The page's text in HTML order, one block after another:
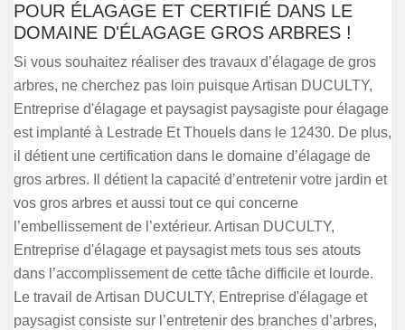
POUR ÉLAGAGE ET CERTIFIÉ DANS LE
DOMAINE D'ÉLAGAGE GROS ARBRES !
Si vous souhaitez réaliser des travaux d’élagage de gros
arbres, ne cherchez pas loin puisque Artisan DUCULTY,
Entreprise d'élagage et paysagist paysagiste pour élagage
est implanté à Lestrade Et Thouels dans le 12430. De plus,
il détient une certification dans le domaine d’élagage de
gros arbres. Il détient la capacité d’entretenir votre jardin et
vos gros arbres et aussi tout ce qui concerne
l’embellissement de l’extérieur. Artisan DUCULTY,
Entreprise d'élagage et paysagist mets tous ses atouts
dans l’accomplissement de cette tâche difficile et lourde.
Le travail de Artisan DUCULTY, Entreprise d'élagage et
paysagist consiste sur l’entretenir des branches d’arbres,